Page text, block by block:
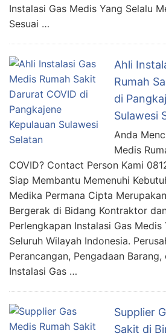
Instalasi Gas Medis Yang Selalu
Sesuai …
Ahli
Rumah
di
Sulawesi
Anda
Medis
COVID? Contact Person Kami
Siap Membantu Memenuhi
Medika Permana Cipta
Bergerak di Bidang Kontraktor
Perlengkapan Instalasi Gas Medis
Seluruh Wilayah Indonesia.
Perancangan, Pengadaan
Instalasi Gas …
Supplier
Sakit di